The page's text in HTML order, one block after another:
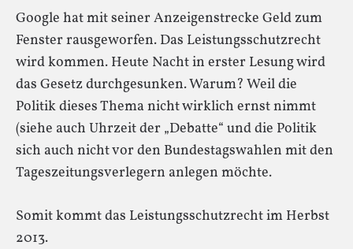
Google hat mit seiner Anzeigenstrecke Geld zum
Fenster rausgeworfen. Das Leistungsschutzrecht
wird kommen. Heute Nacht in erster Lesung wird
das Gesetz durchgesunken. Warum? Weil die
Politik dieses Thema nicht wirklich ernst nimmt
(siehe auch Uhrzeit der „Debatte“ und die Politik
sich auch nicht vor den Bundestagswahlen mit den
Tageszeitungsverlegern anlegen möchte.
Somit kommt das Leistungsschutzrecht im Herbst
2013.